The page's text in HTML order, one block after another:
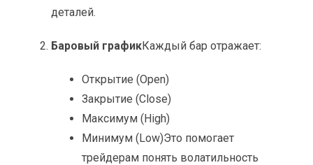
деталей.
Баровый графикКаждый бар отражает:
Открытие (Open)
Закрытие (Close)
Максимум (High)
Минимум (Low)Это помогает
трейдерам понять волатильность